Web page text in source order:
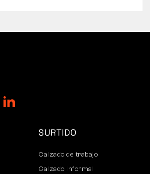
SURTIDO
Calzado de trabajo
Calzado informal